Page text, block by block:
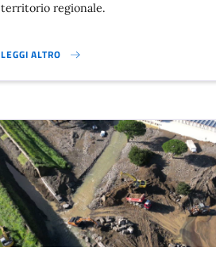
territorio regionale.
LEGGI ALTRO
DIVIETO ABBRUCIAMENTO}